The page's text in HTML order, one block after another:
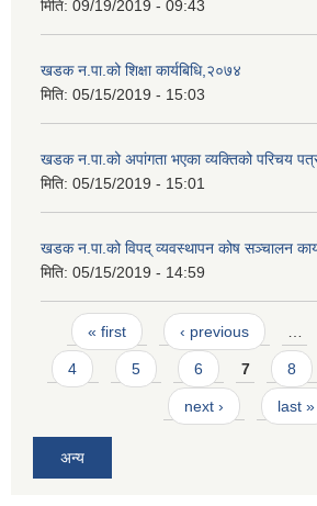
मिति: 09/19/2019 - 09:43
खडक न.पा.को शिक्षा कार्यबिधि,२०७४
मिति: 05/15/2019 - 15:03
खडक न.पा.को अपांगता भएका व्यक्तिको परिचय पत्र
मिति: 05/15/2019 - 15:01
खडक न.पा.को विपद् व्यवस्थापन कोष सञ्चालन
मिति: 05/15/2019 - 14:59
Pages
« first ‹ previous …
4 5 6 7 8
next › last »
अन्य